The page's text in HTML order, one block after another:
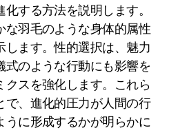
する方法を説明します。
な羽毛のような身体的属性
します。性的選択は、魅力
式のような行動にも影響を
クスを強化します。これら
で、進化的圧力が人間の行
うに形成するかが明らかに